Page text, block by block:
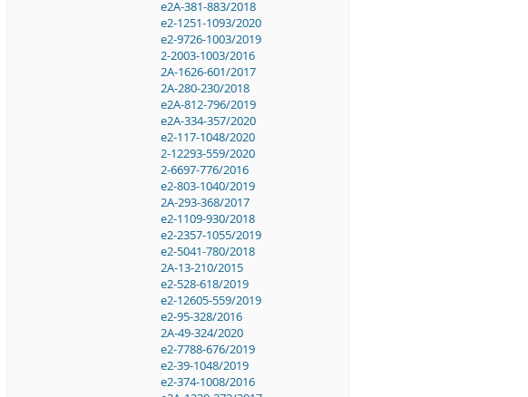
e2A-381-883/2018
e2-1251-1093/2020
e2-9726-1003/2019
2-2003-1003/2016
2A-1626-601/2017
2A-280-230/2018
e2A-812-796/2019
e2A-334-357/2020
e2-117-1048/2020
2-12293-559/2020
2-6697-776/2016
e2-803-1040/2019
2A-293-368/2017
e2-1109-930/2018
e2-2357-1055/2019
e2-5041-780/2018
2A-13-210/2015
e2-528-618/2019
e2-12605-559/2019
e2-95-328/2016
2A-49-324/2020
e2-7788-676/2019
e2-39-1048/2019
e2-374-1008/2016